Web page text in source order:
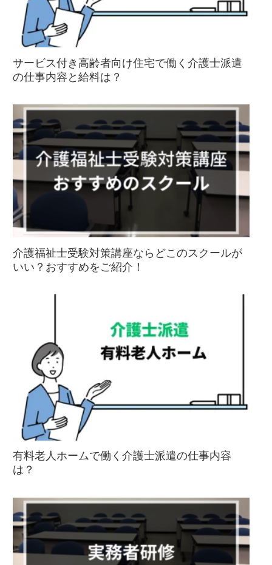
サービス付き高齢者向け住宅で働く介護士派遣
の仕事内容と給料は？
介護福祉士受験対策講座ならどこのスクールが
いい？おすすめをご紹介！
有料老人ホームで働く介護士派遣の仕事内容
は？